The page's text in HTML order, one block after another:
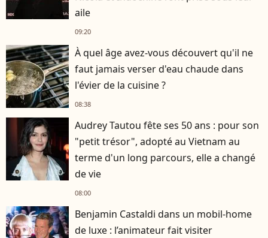
aile
09:20
À quel âge avez-vous découvert qu'il ne
faut jamais verser d'eau chaude dans
l'évier de la cuisine ?
08:38
Audrey Tautou fête ses 50 ans : pour son
"petit trésor", adopté au Vietnam au
terme d'un long parcours, elle a changé
de vie
08:00
Benjamin Castaldi dans un mobil-home
de luxe : l’animateur fait visiter